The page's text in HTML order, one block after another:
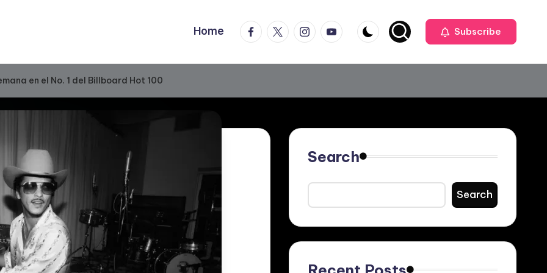
Home Facebook
TwitterInstagram
Youtube Subscribe
en el No. 1 del Billboard Hot 100
Search
Search